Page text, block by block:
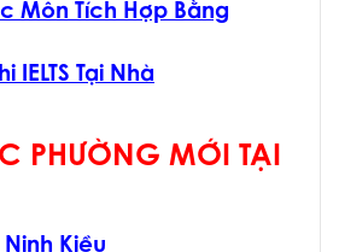
Môn Tích Hợp Bằng
IELTS Tại Nhà
PHƯỜNG MỚI TẠI
Ninh Kiều